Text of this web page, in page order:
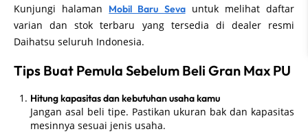
Kunjungi halaman Mobil Baru Sevauntuk melihat daftar
varian dan stok terbaru yang tersedia di dealer resmi
Daihatsu seluruh Indonesia.
Tips Buat Pemula Sebelum Beli Gran Max PU
Hitung kapasitas dan kebutuhan usaha kamu
Jangan asal beli tipe. Pastikan ukuran bak dan kapasitas
mesinnya sesuai jenis usaha.